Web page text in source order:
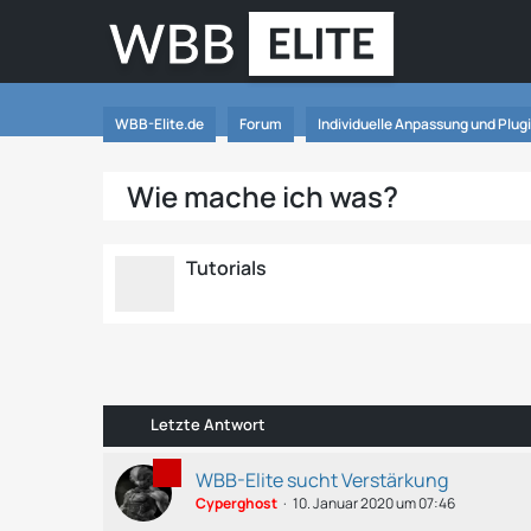
WBB-Elite.de Forum Individuelle Anpassung und
Wie mache ich was?
Tutorials
Letzte Antwort
WBB-Elite sucht Verstärkung
Cyperghost 10. Januar 2020 um 07:46